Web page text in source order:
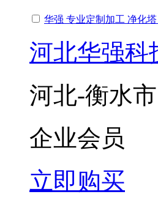
华强 专业定制加工 净化
河北华强科
河北-衡水市
企业会员
立即购买